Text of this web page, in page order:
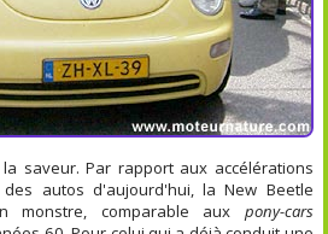
saveur. Par rapport aux accélérations
autos d'aujourd'hui, la New Beetle
monstre, comparable aux pony-cars